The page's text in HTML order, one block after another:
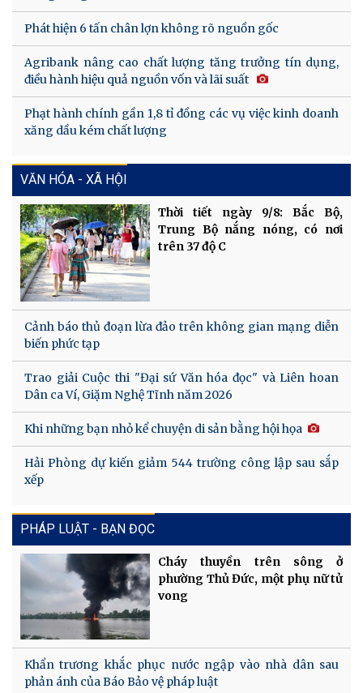
Phát hiện 6 tấn chân lợn không rõ nguồn gốc
Agribank nâng cao chất lượng tăng trưởng tín dụng,
điều hành hiệu quả nguồn vốn và lãi suất
Phạt hành chính gần 1,8 tỉ đồng các vụ việc kinh doanh
xăng dầu kém chất lượng
VĂN HÓA - XÃ HỘI
Thời tiết ngày 9/8: Bắc Bộ,
Trung Bộ nắng nóng, có nơi
trên 37 độ C
Cảnh báo thủ đoạn lừa đảo trên không gian mạng diễn
biến phức tạp
Trao giải Cuộc thi "Đại sứ Văn hóa đọc" và Liên hoan
Dân ca Ví, Giặm Nghệ Tĩnh năm 2026
Khi những bạn nhỏ kể chuyện di sản bằng hội họa
Hải Phòng dự kiến giảm 544 trường công lập sau sắp
xếp
PHÁP LUẬT - BẠN ĐỌC
Cháy thuyền trên sông ở
phường Thủ Đức, một phụ nữ tử
vong
Khẩn trương khắc phục nước ngập vào nhà dân sau
phản ánh của Báo Bảo vệ pháp luật